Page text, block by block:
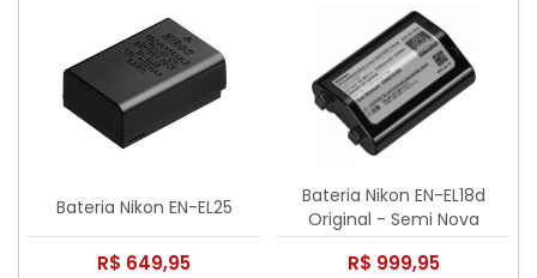
Bateria Nikon EN-EL25
R$ 649,95
Bateria Nikon EN-EL18d
Original - Semi Nova
R$ 999,95